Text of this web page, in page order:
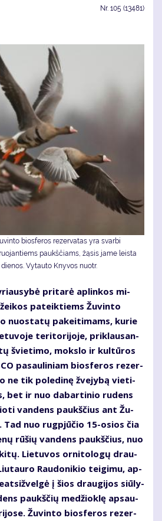
Nr. 105 (13481)
biosferos rezervatas yra svarbi
paukščiams, žąsis jame leista
Vytauto Knyvos nuotr.
pri­ta­rė ap­lin­kos mi­
pa­teik­tiems Žu­vin­to
nuo­sta­tų pa­kei­ti­mams, ku­rie
te­ri­to­ri­jo­je, pri­klau­san­
švie­ti­mo, moks­lo ir kul­tū­ros
pa­sau­li­niam bios­fe­ros re­zer­
ne tik po­le­di­nę žve­jy­bą vie­ti­
bet ir nuo da­bar­ti­nio ru­dens
van­dens paukš­čius ant Žu­
nuo rug­pjū­čio 15-osios čia
rū­šių van­dens paukš­čius, nuo
ki­tų. Lie­tu­vos or­ni­to­lo­gų drau­
Rau­do­ni­kio tei­gi­mu, ap­
į šios drau­gi­jos siū­ly­
paukš­čių me­džiok­lę ap­sau­
Žu­vin­to bios­fe­ros re­zer­